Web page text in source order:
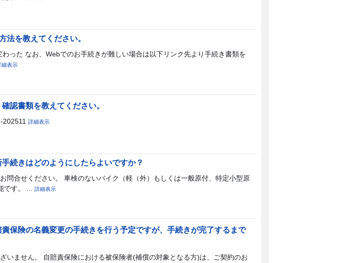
法を教えてください。
った なお、Webでのお手続きが難しい場合は以下リンク先より手続き書類を
細表示
認書類を教えてください。
詳細表示
続きはどのようにしたらよいですか？
問合せください。 車検のないバイク（軽（外）もしくは一般原付、特定小型原
です。 ...
詳細表示
保険の名義変更の手続きを行う予定ですが、手続きが完了するまで
いません。 自賠責保険における被保険者(補償の対象となる方)は、ご契約のお